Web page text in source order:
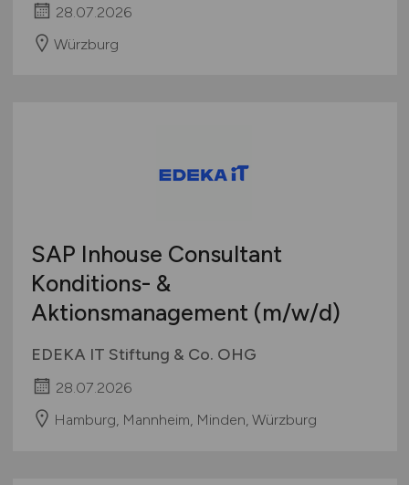
28.07.2026
Würzburg
SAP Inhouse Consultant
Konditions- &
Aktionsmanagement (m/w/d)
EDEKA IT Stiftung & Co. OHG
28.07.2026
Hamburg, Mannheim, Minden, Würzburg